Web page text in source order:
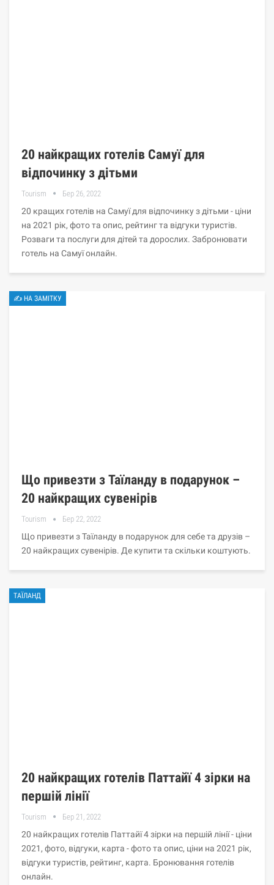
20 найкращих готелів Самуї для
відпочинку з дітьми
Tourism Бер 26, 2022
20 кращих готелів на Самуї для відпочинку з дітьми - ціни
на 2021 рік, фото та опис, рейтинг та відгуки туристів.
Розваги та послуги для дітей та дорослих. Забронювати
готель на Самуї онлайн.
✍ НА ЗАМІТКУ
Що привезти з Таїланду в подарунок –
20 найкращих сувенірів
Tourism Бер 22, 2022
Що привезти з Таїланду в подарунок для себе та друзів –
20 найкращих сувенірів. Де купити та скільки коштують.
ТАЇЛАНД
20 найкращих готелів Паттайї 4 зірки на
першій лінії
Tourism Бер 21, 2022
20 найкращих готелів Паттайї 4 зірки на першій лінії - ціни
2021, фото, відгуки, карта - фото та опис, ціни на 2021 рік,
відгуки туристів, рейтинг, карта. Бронювання готелів
онлайн.